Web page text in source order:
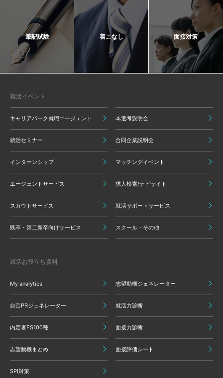
筆記試験 着こなし 面接対策
就活イベント
キャリアパーク就職エージェント 本選考説明会
就活セミナー 合同企業説明会
インターンシップ マッチングイベント
エージェントサービス 求人検索/ナビサイト
スカウトサービス 就活サポートサービス
既卒・第二新卒向けサービス スクール・その他
就活お役立ち資料
My analytics 志望動機ジェネレーター
自己PRジェネレーター 就活力診断
内定者ES100種 面接力診断
志望動機まとめ 面接評価シート
SPI対策